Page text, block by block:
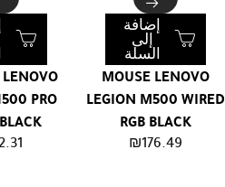
MOUSE LENOVO
LEGION M500 WIRED
RGB BLACK
₪176.49
إضافة
إلى
السلة
PRO